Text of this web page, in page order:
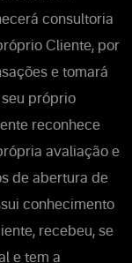
consultoria
Cliente, por
e tomará
próprio
reconhece
avaliação e
de abertura de
conhecimento
recebeu, se
e tem a